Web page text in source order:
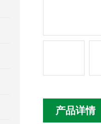
产品详情